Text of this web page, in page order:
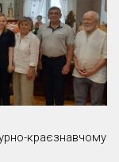
краєзнавчому